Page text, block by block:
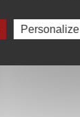
Personalize